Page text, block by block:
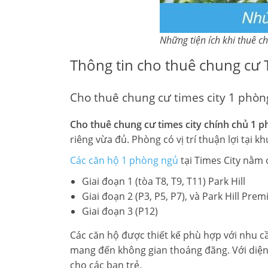
Những tiện ích khi thuê
Thông tin cho thuê chung cư
Cho thuê chung cư times city 1
Cho thuê chung cư times city chính chủ 1
riêng vừa đủ. Phòng có vị trí thuận lợi tại
Các căn hộ 1 phòng ngủ tại Times City nằm
Giai đoạn 1 (tòa T8, T9, T11) Park Hill
Giai đoạn 2 (P3, P5, P7), và Park Hill
Giai đoạn 3 (P12)
Các căn hộ được thiết kế phù hợp với nhu
mang đến không gian thoáng đãng. Với
cho các bạn trẻ.